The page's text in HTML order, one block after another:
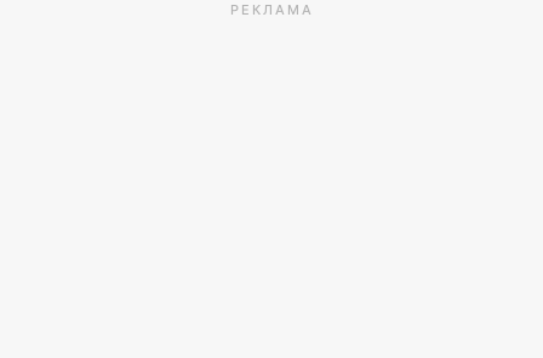
РЕКЛАМА